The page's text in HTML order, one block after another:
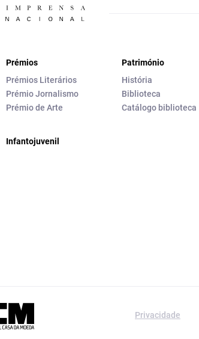
Prémios
Prémios Literários
Prémio Jornalismo
Prémio de Arte
Infantojuvenil
Património
História
Biblioteca
Catálogo biblioteca
Privacidade